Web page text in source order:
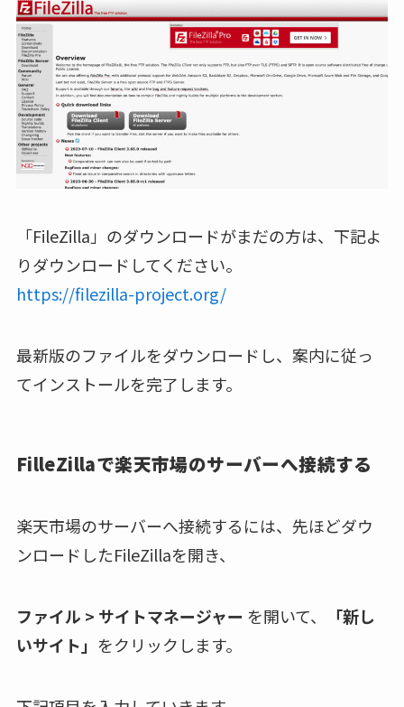
「FileZilla」のダウンロードがまだの方は、下記よ
りダウンロードしてください。
https://filezilla-project.org/
最新版のファイルをダウンロードし、案内に従っ
てインストールを完了します。
FilleZillaで楽天市場のサーバーへ接続する
楽天市場のサーバーへ接続するには、先ほどダウ
ンロードしたFileZillaを開き、
ファイル > サイトマネージャー を開いて、
「新し
いサイト」 をクリックします。